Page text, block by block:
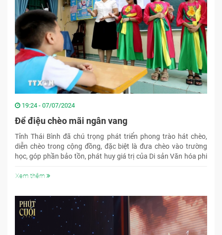
19:24 - 07/07/2024
Để điệu chèo mãi ngân vang
Tỉnh Thái Bình đã chú trọng phát triển phong trào hát chèo,
diễn chèo trong cộng đồng, đặc biệt là đưa chèo vào trường
học, góp phần bảo tồn, phát huy giá trị của Di sản Văn hóa phi
Xem thêm